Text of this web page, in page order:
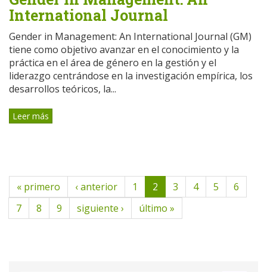
International Journal
Gender in Management: An International Journal (GM)
tiene como objetivo avanzar en el conocimiento y la
práctica en el área de género en la gestión y el
liderazgo centrándose en la investigación empírica, los
desarrollos teóricos, la...
Leer más
« primero ‹ anterior 1 2 3 4 5
6
7
8 9 siguiente › último »